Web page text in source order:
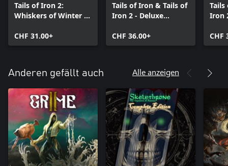
Tails of Iron 2:
Whiskers of Winter -
CHF 31.00+
Tails of Iron & Tails of
Iron 2 - Deluxe
CHF 36.00+
Tails
Iron
CHF
Anderen gefällt auch Alle anzeigen